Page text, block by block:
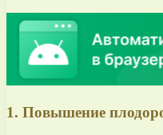
1. Повышение